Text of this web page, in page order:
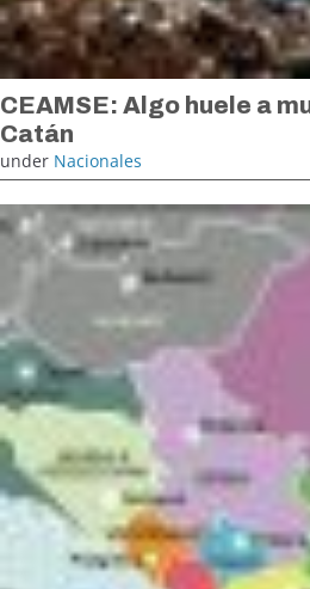
CEAMSE: Algo huele a
Catán
under Nacionales